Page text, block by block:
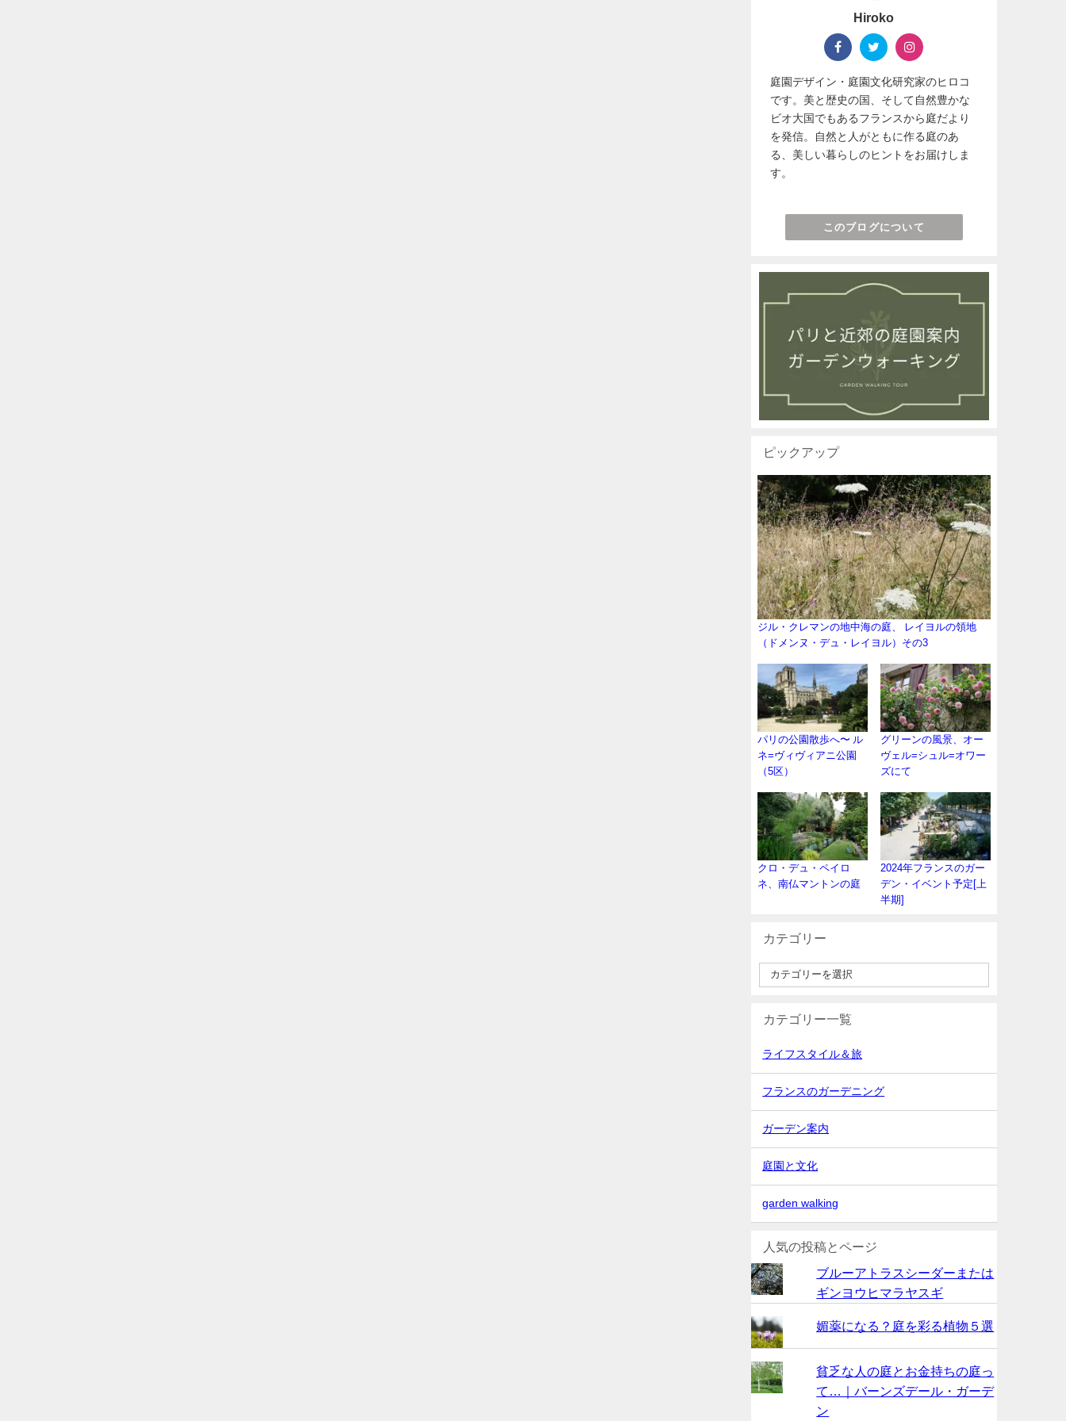
Hiroko
庭園デザイン・庭園文化研究家のヒロコ
です。美と歴史の国、そして自然豊かな
ビオ大国でもあるフランスから庭だより
を発信。自然と人がともに作る庭のあ
る、美しい暮らしのヒントをお届けしま
す。
このブログについて
ピックアップ
ジル・クレマンの地中海の庭、 レイヨルの領地
（ドメンヌ・デュ・レイヨル）その3
パリの公園散歩へ〜 ル
ネ=ヴィヴィアニ公園
（5区）
グリーンの風景、オー
ヴェル=シュル=オワー
ズにて
クロ・デュ・ペイロ
ネ、南仏マントンの庭
2024年フランスのガー
デン・イベント予定[上
半期]
カテゴリー
カテゴリー一覧
ライフスタイル＆旅
フランスのガーデニング
ガーデン案内
庭園と文化
garden walking
人気の投稿とページ
ブルーアトラスシーダーまたは
ギンヨウヒマラヤスギ
媚薬になる？庭を彩る植物５選
貧乏な人の庭とお金持ちの庭っ
て…｜バーンズデール・ガーデ
ン